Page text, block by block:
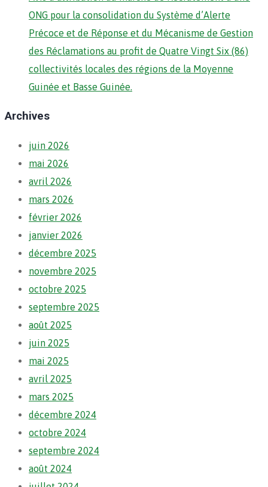
ONG pour la consolidation du Système d’Alerte
Précoce et de Réponse et du Mécanisme de Gestion
des Réclamations au profit de Quatre Vingt Six (86)
collectivités locales des régions de la Moyenne
Guinée et Basse Guinée.
Archives
juin 2026
mai 2026
avril 2026
mars 2026
février 2026
janvier 2026
décembre 2025
novembre 2025
octobre 2025
septembre 2025
août 2025
juin 2025
mai 2025
avril 2025
mars 2025
décembre 2024
octobre 2024
septembre 2024
août 2024